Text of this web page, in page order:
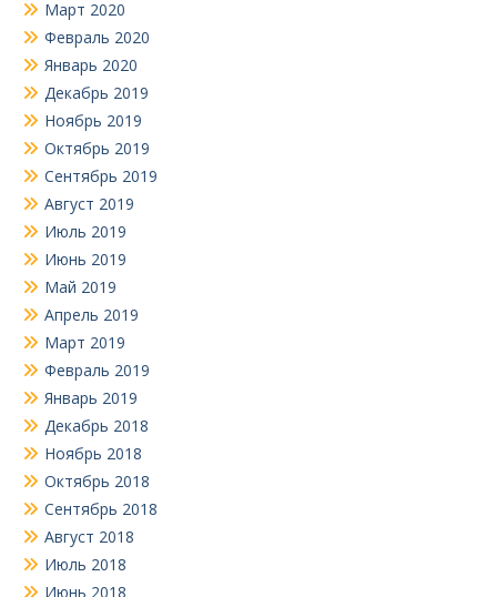
Март 2020
Февраль 2020
Январь 2020
Декабрь 2019
Ноябрь 2019
Октябрь 2019
Сентябрь 2019
Август 2019
Июль 2019
Июнь 2019
Май 2019
Апрель 2019
Март 2019
Февраль 2019
Январь 2019
Декабрь 2018
Ноябрь 2018
Октябрь 2018
Сентябрь 2018
Август 2018
Июль 2018
Июнь 2018